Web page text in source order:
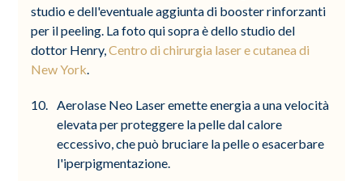
studio e dell'eventuale aggiunta di booster rinforzanti
per il peeling. La foto qui sopra è dello studio del
dottor Henry,Centro di chirurgia laser e cutanea di
New York.
Aerolase Neo Laser emette energia a una velocità
elevata per proteggere la pelle dal calore
eccessivo, che può bruciare la pelle o esacerbare
l'iperpigmentazione.